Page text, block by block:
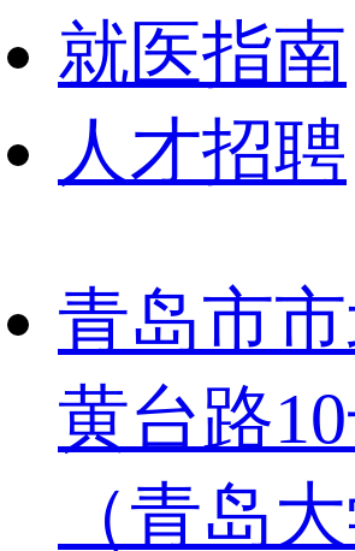
就医指南
人才招聘
青岛市
黄台路
（青岛